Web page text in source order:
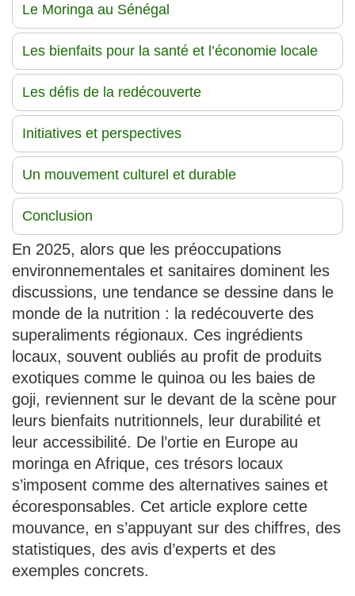
Le Moringa au Sénégal
Les bienfaits pour la santé et l’économie locale
Les défis de la redécouverte
Initiatives et perspectives
Un mouvement culturel et durable
Conclusion
En 2025, alors que les préoccupations
environnementales et sanitaires dominent les
discussions, une tendance se dessine dans le
monde de la nutrition : la redécouverte des
superaliments régionaux. Ces ingrédients
locaux, souvent oubliés au profit de produits
exotiques comme le quinoa ou les baies de
goji, reviennent sur le devant de la scène pour
leurs bienfaits nutritionnels, leur durabilité et
leur accessibilité. De l’ortie en Europe au
moringa en Afrique, ces trésors locaux
s’imposent comme des alternatives saines et
écoresponsables. Cet article explore cette
mouvance, en s’appuyant sur des chiffres, des
statistiques, des avis d’experts et des
exemples concrets.